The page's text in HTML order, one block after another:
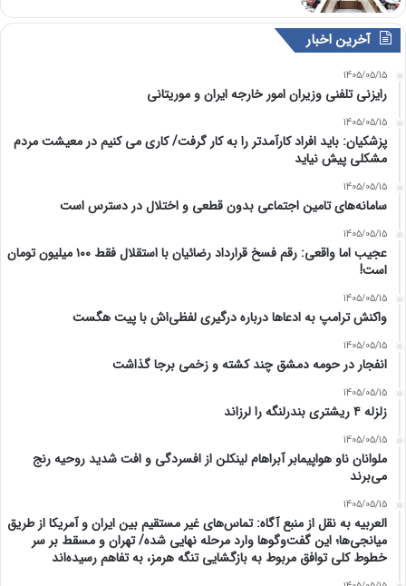
آخرین اخبار
1405/05/15
رایزنی تلفنی وزیران امور خارجه ایران و موریتانی
1405/05/15
پزشکیان: باید افراد کارآمدتر را به کار گرفت/ کاری می کنیم در معیشت مردم
مشکلی پیش نیاید
1405/05/15
سامانه‌های تامین اجتماعی بدون قطعی و اختلال در دسترس است
1405/05/15
عجیب اما واقعی: رقم فسخ قرارداد رضائیان با استقلال فقط ۱۰۰ میلیون تومان
است!
1405/05/15
واکنش ترامپ به ادعاها درباره درگیری لفظی‌اش با پیت هگست
1405/05/15
انفجار در حومه دمشق چند کشته و زخمی برجا گذاشت
1405/05/15
زلزله ۴ ریشتری بندرلنگه را لرزاند
1405/05/15
ملوانان ناو هواپیمابر آبراهام لینکلن از افسردگی و افت شدید روحیه رنج
می‌برند
1405/05/15
العربیه به نقل از منبع آگاه: تماس‌های غیر مستقیم بین ایران و آمریکا از طریق
میانجی‌ها؛ این گفت‌و‌گو‌ها وارد مرحله نهایی شده/ تهران و مسقط بر سر
خطوط کلی توافق مربوط به بازگشایی تنگه هرمز، به تفاهم رسیده‌اند